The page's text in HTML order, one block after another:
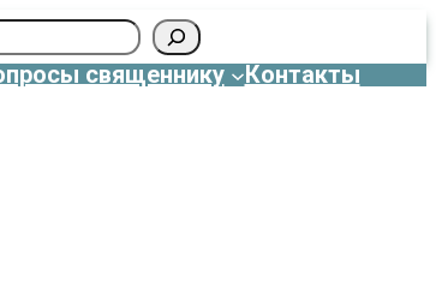
священнику Контакты